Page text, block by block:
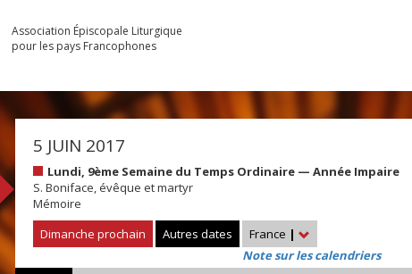
Association Épiscopale Liturgique
pour les pays Francophones
5 JUIN 2017
Lundi, 9ème Semaine du Temps Ordinaire — Année Impaire
S. Boniface, évêque et martyr
Mémoire
Dimanche prochain
Autres dates France |
Note sur les calendriers